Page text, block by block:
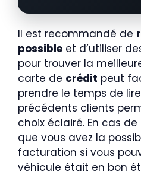
Il est recommandé de
possible et d’utiliser
pour trouver la
carte de crédit peut
prendre le temps de
précédents clients
choix éclairé. En cas
que vous avez la
facturation si vous
véhicule était en bon